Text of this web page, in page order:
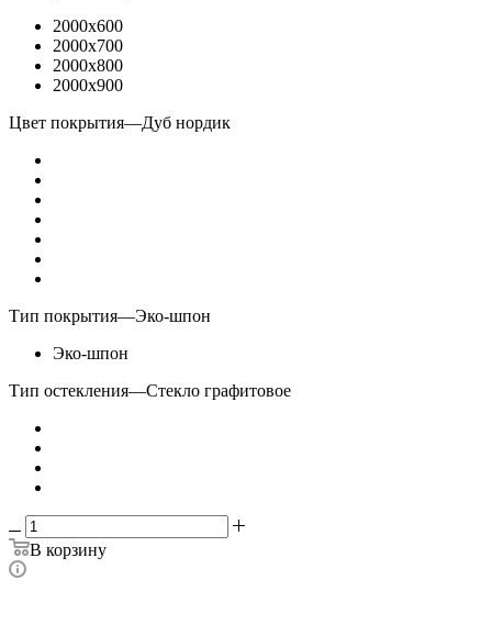
2000x600
2000x700
2000x800
2000x900
Цвет покрытия—Дуб нордик
Тип покрытия—Эко-шпон
Эко-шпон
Тип остекления—Стекло графитовое
В корзину